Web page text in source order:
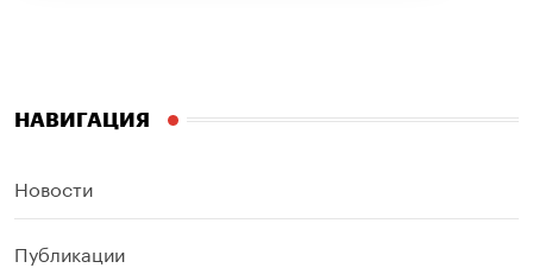
НАВИГАЦИЯ
Новости
Публикации